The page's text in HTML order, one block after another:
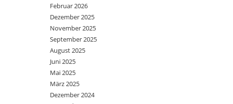
Februar 2026
Dezember 2025
November 2025
September 2025
August 2025
Juni 2025
Mai 2025
März 2025
Dezember 2024